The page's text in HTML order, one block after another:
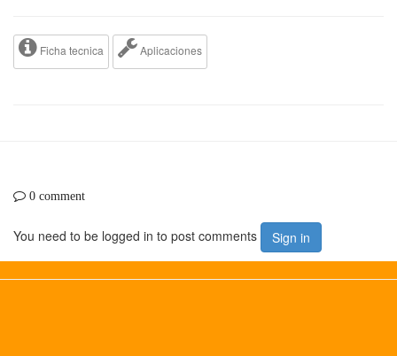
Ficha tecnica Aplicaciones
0 comment
You need to be logged in to post comments Sign in